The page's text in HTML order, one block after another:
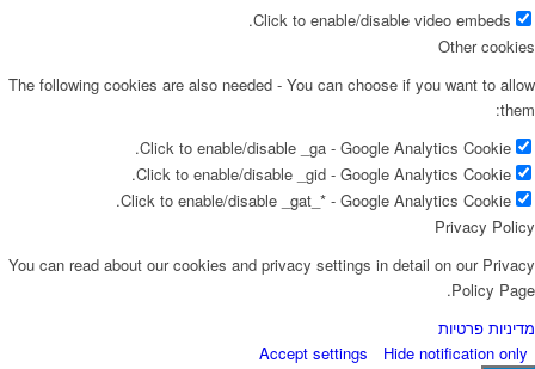
Click to enable/disable video embeds.
Other cookies
The following cookies are also needed - You can choose if you want to allow
them:
Click to enable/disable _ga - Google Analytics Cookie.
Click to enable/disable _gid - Google Analytics Cookie.
Click to enable/disable _gat_* - Google Analytics Cookie.
Privacy Policy
You can read about our cookies and privacy settings in detail on our Privacy
Policy Page.
מדיניות פרטיות
Accept settings
Hide notification only